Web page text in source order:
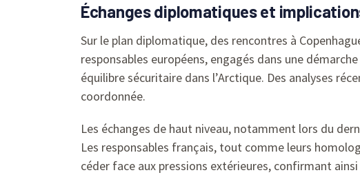
Échanges diplomatiques et
Sur le plan diplomatique, des rencontres à
responsables européens, engagés dans une
équilibre sécuritaire dans l’Arctique. Des analyses
coordonnée.
Les échanges de haut niveau, notamment lors du
Les responsables français, tout comme leurs
céder face aux pressions extérieures, confirmant